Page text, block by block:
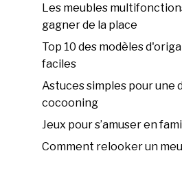
Les meubles
gagner de la place
Top 10 des modèles
faciles
Astuces simples pour une
cocooning
Jeux pour s’amuser en
Comment relooker un